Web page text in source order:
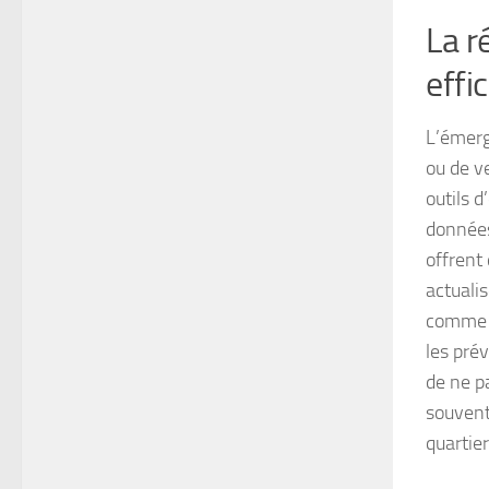
La
ou de
outils
offrent
les
de ne